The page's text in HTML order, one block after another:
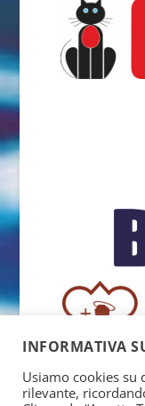
INFORMATIVA
Usiamo cookies su
rilevante,